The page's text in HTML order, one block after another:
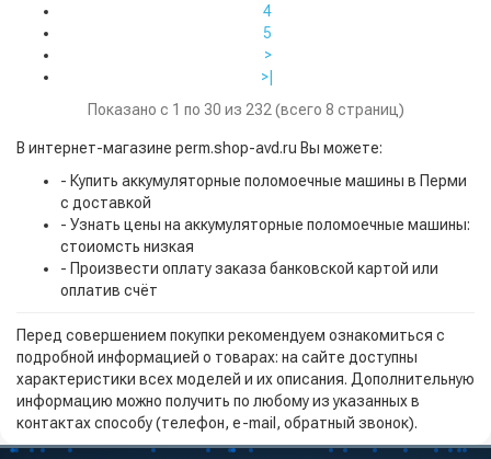
4
5
>
>|
Показано с 1 по 30 из 232 (всего 8 страниц)
В интернет-магазине perm.shop-avd.ru Вы можете:
- Купить аккумуляторные поломоечные машины в Перми
с доставкой
- Узнать цены на аккумуляторные поломоечные машины:
стоиомсть низкая
- Произвести оплату заказа банковской картой или
оплатив счёт
Перед совершением покупки рекомендуем ознакомиться с
подробной информацией о товарах: на сайте доступны
характеристики всех моделей и их описания. Дополнительную
информацию можно получить по любому из указанных в
контактах способу (телефон, e-mail, обратный звонок).